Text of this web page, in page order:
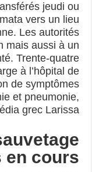
jeudi ou
vers un lieu
Les autorités
mais aussi à un
Trente-quatre
à l’hôpital de
de symptômes
et pneumonie,
grec Larissa.
en cours